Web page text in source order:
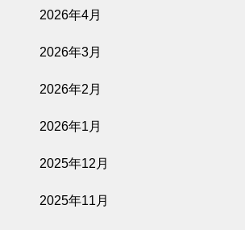
2026年4月
2026年3月
2026年2月
2026年1月
2025年12月
2025年11月